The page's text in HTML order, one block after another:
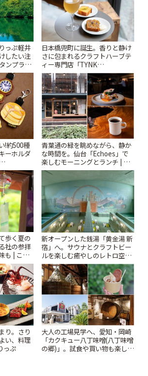
っぷ軽井
したい注
ンプラリ
ぷ
日本橋兜町に誕生。香りと静け
さに包まれるクラフトハーブテ
ィー専門店「TYNK
Kabutocho」 | ことりっぷ
!約500種
ーホルダ
ことりっ
青葉通の緑を眺めながら、静か
な時間を。仙台「Echoes」で
楽しむモーニングとランチ | こ
とりっぷ
歩く夏の
社の参拝
も | こと
新オープンした銭湯「黄金湯 新
宿」へ。サウナとクラフトビー
ルを楽しむ癒やしのレトロ空間
| ことりっぷ
り。さり
い、料理
っぷ
大人の工場見学へ、愛知・岡崎
「カクキュー八丁味噌(八丁味噌
の郷)」。試食や買い物も楽しみ